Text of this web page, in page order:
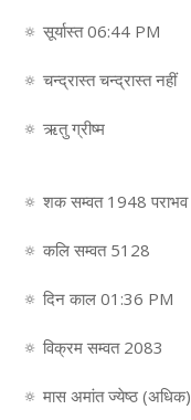
🔅 सूर्यास्त 06:44 PM
🔅 चन्द्रास्त चन्द्रास्त नहीं
🔅 ऋतु ग्रीष्म
🔅 शक सम्वत 1948 पराभव
🔅 कलि सम्वत 5128
🔅 दिन काल 01:36 PM
🔅 विक्रम सम्वत 2083
🔅 मास अमांत ज्येष्ठ (अधिक)